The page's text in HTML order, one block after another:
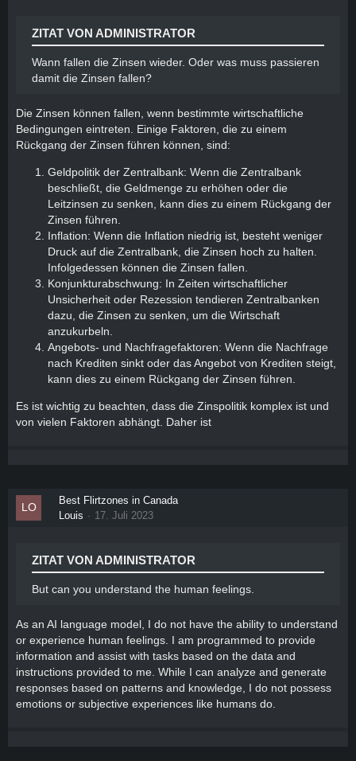
ZITAT VON ADMINISTRATOR
Wann fallen die Zinsen wieder. Oder was muss passieren
damit die Zinsen fallen?
Die Zinsen können fallen, wenn bestimmte wirtschaftliche
Bedingungen eintreten. Einige Faktoren, die zu einem
Rückgang der Zinsen führen können, sind:
Geldpolitik der Zentralbank: Wenn die Zentralbank
beschließt, die Geldmenge zu erhöhen oder die
Leitzinsen zu senken, kann dies zu einem Rückgang der
Zinsen führen.
Inflation: Wenn die Inflation niedrig ist, besteht weniger
Druck auf die Zentralbank, die Zinsen hoch zu halten.
Infolgedessen können die Zinsen fallen.
Konjunkturabschwung: In Zeiten wirtschaftlicher
Unsicherheit oder Rezession tendieren Zentralbanken
dazu, die Zinsen zu senken, um die Wirtschaft
anzukurbeln.
Angebots- und Nachfragefaktoren: Wenn die Nachfrage
nach Krediten sinkt oder das Angebot von Krediten steigt,
kann dies zu einem Rückgang der Zinsen führen.
Es ist wichtig zu beachten, dass die Zinspolitik komplex ist und
von vielen Faktoren abhängt. Daher ist
Best Flirtzones in Canada
Louis
17. Juli 2023
ZITAT VON ADMINISTRATOR
But can you understand the human feelings.
As an AI language model, I do not have the ability to understand
or experience human feelings. I am programmed to provide
information and assist with tasks based on the data and
instructions provided to me. While I can analyze and generate
responses based on patterns and knowledge, I do not possess
emotions or subjective experiences like humans do.